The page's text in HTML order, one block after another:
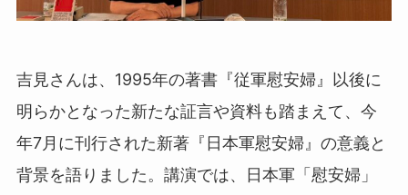
吉見さんは、1995年の著書『従軍慰安婦』以後に
明らかとなった新たな証言や資料も踏まえて、今
年7月に刊行された新著『日本軍慰安婦』の意義と
背景を語りました。講演では、日本軍「慰安婦」